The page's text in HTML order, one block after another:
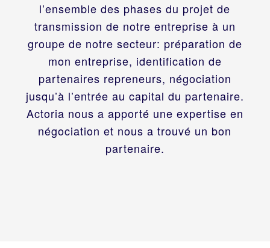
l’ensemble des phases du projet de
transmission de notre entreprise à un
groupe de notre secteur: préparation de
mon entreprise, identification de
partenaires repreneurs, négociation
jusqu’à l’entrée au capital du partenaire.
Actoria nous a apporté une expertise en
négociation et nous a trouvé un bon
partenaire.